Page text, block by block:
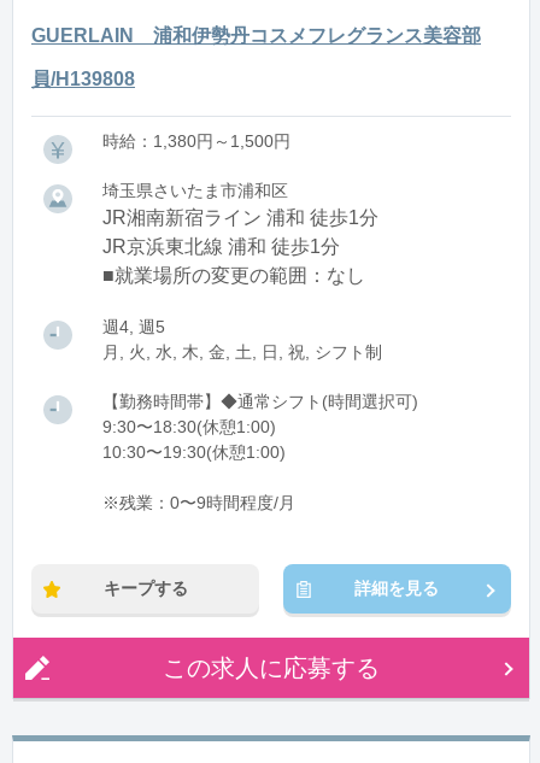
GUERLAIN 浦和伊勢丹コスメフレグランス美容部
員/H139808
時給：1,380円～1,500円
埼玉県さいたま市浦和区
JR湘南新宿ライン 浦和 徒歩1分
JR京浜東北線 浦和 徒歩1分
■就業場所の変更の範囲：なし
週4, 週5
月, 火, 水, 木, 金, 土, 日, 祝, シフト制
【勤務時間帯】◆通常シフト(時間選択可)
9:30〜18:30(休憩1:00)
10:30〜19:30(休憩1:00)
※残業：0〜9時間程度/月
キープする 詳細を見る
この求人に応募する